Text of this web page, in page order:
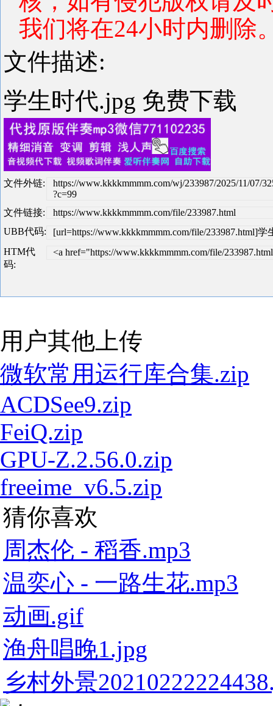
我们将在24小时内删除
文件描述:
学生时代.jpg 免费下载
文件外链:
https://www.kkkkmmmm.com/wj/233987/2025/11/07/
?c=99
文件链接:
https://www.kkkkmmmm.com/file/233987.html
UBB代码:
[url=https://www.kkkkmmmm.com/file/233987.html]学
HTM代
码:
<a href="https://www.kkkkmmmm.com/file/
用户其他上传
微软常用运行库合集.zip
ACDSee9.zip
FeiQ.zip
GPU-Z.2.56.0.zip
freeime_v6.5.zip
猜你喜欢
周杰伦 - 稻香.mp3
温奕心 - 一路生花.mp3
动画.gif
渔舟唱晚1.jpg
乡村外景